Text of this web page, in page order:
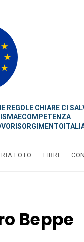
REGOLE CHIARE CI
FOTO LIBRI
Beppe